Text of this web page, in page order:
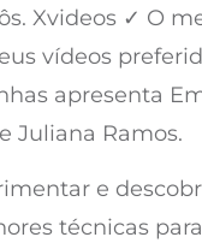
Xvideos ✓ O
vídeos
apresenta
Juliana Ramos.
e
técnicas